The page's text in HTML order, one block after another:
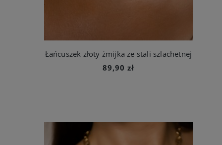
Łańcuszek złoty żmijka ze stali szlachetnej
89,90 zł